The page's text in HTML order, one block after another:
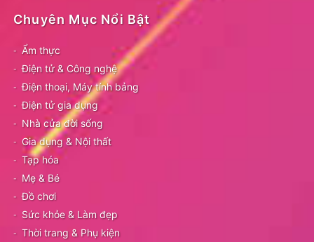
Chuyên Mục Nổi Bật
Ẩm thực
Điện tử & Công nghệ
Điện thoại, Máy tính bảng
Điện tử gia dụng
Nhà cửa đời sống
Gia dụng & Nội thất
Tạp hóa
Mẹ & Bé
Đồ chơi
Sức khỏe & Làm đẹp
Thời trang & Phụ kiện